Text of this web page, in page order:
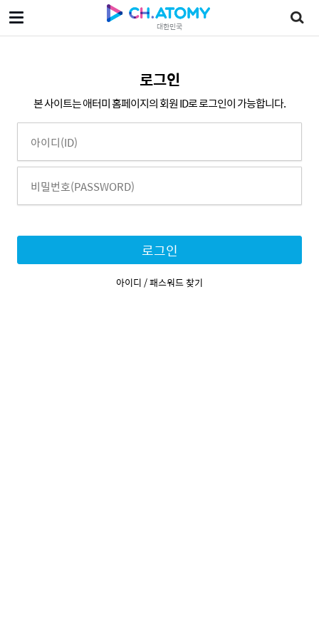
대한민국
로그인
본 사이트는 애터미 홈페이지의 회원 ID로 로그인이 가능합니다.
로그인
아이디 / 패스워드 찾기